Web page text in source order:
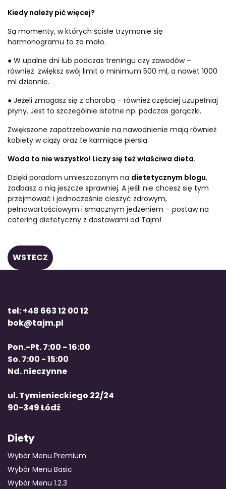
Kiedy należy pić więcej?
Są momenty, w których ścisłe trzymanie się
harmonogramu to za mało.
● W upalne dni lub podczas treningu czy zawodów –
również zwiększ swój limit o minimum 500 ml, a nawet 1000
ml dziennie.
● Jeżeli zmagasz się z chorobą – również częściej uzupełniaj
płyny. Jest to szczególnie istotne np. podczas gorączki.
Zwiększone zapotrzebowanie na nawodnienie mają również
kobiety w ciąży oraz te karmiące piersią.
Woda to nie wszystko! Liczy się też właściwa dieta.
Dzięki poradom umieszczonym na dietetycznym blogu,
zadbasz o nią jeszcze sprawniej. A jeśli nie chcesz się tym
przejmować i jednocześnie cieszyć zdrowym,
pełnowartościowym i smacznym jedzeniem – postaw na
catering dietetyczny z dostawami od Tajm!
WSTECZ
tel: +48 663 12 00 12
bok@tajm.pl
Pon.-Pt. 7:00 - 16:00
So. 7:00 - 15:00
Nd. nieczynne
ul. Tymienieckiego 22/24
90-349 Łódź
Diety
Wybór Menu Premium
Wybór Menu Basic
Wybór Menu 1.2.3